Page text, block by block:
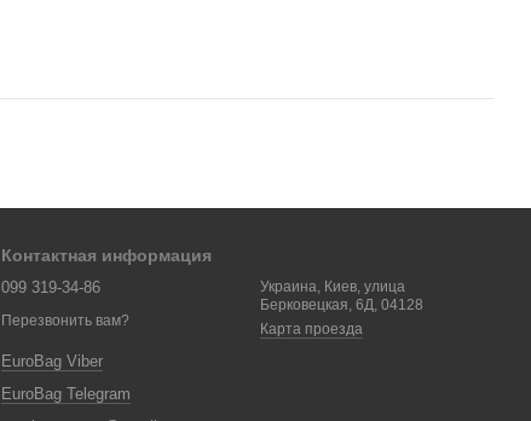
Контактная информация
099 319-34-86
Перезвонить вам?
EuroBag Viber
EuroBag Telegram
Украина, Киев, улица
Берковецкая, 6Д, 04128
Карта проезда